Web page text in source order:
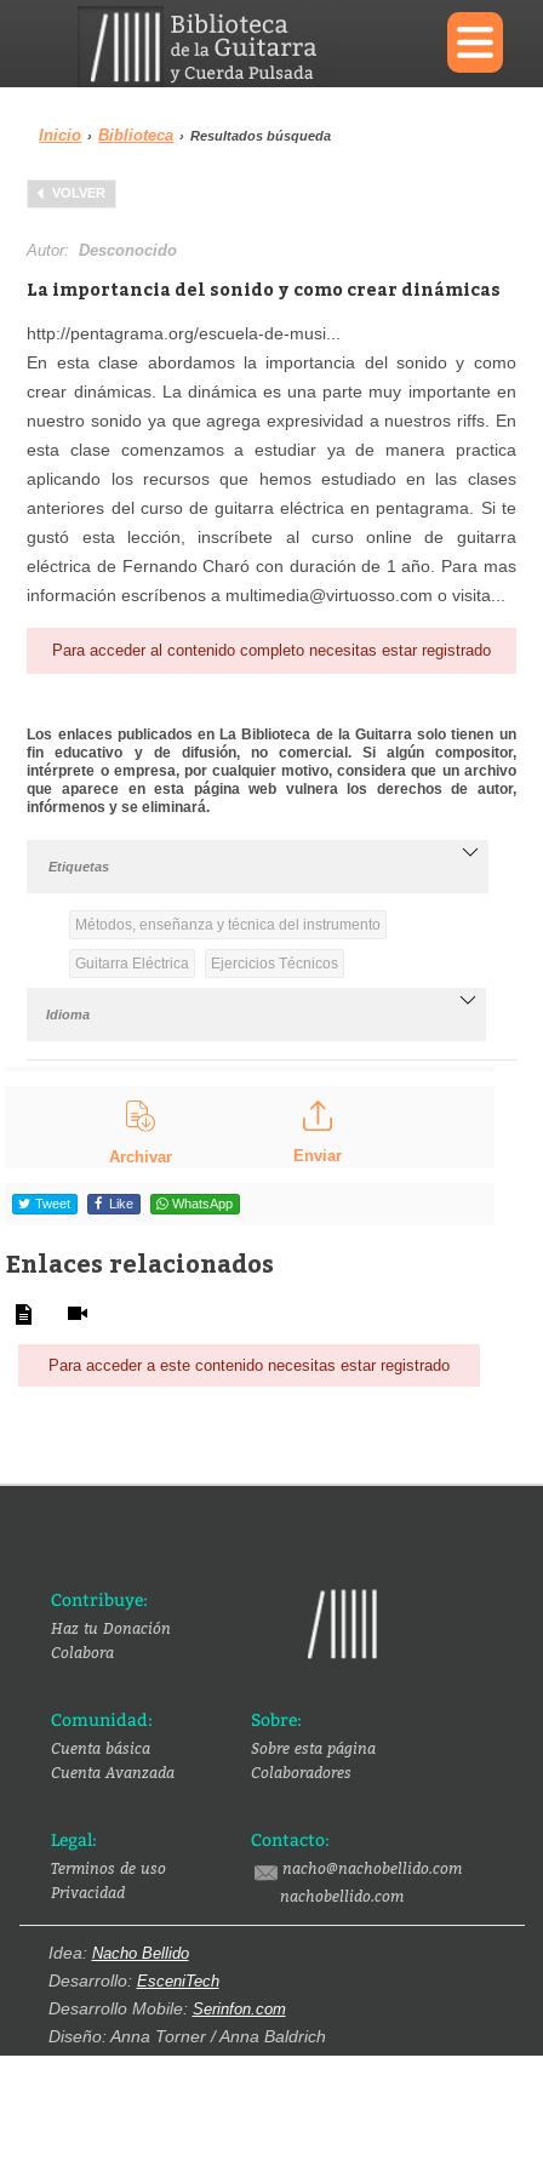
×
Menu
Biblioteca
Área personal Reproductor
Inicio › Biblioteca › Resultados búsqueda
VOLVER
Autor:Desconocido
La importancia del sonido y como crear dinámicas
http://pentagrama.org/escuela-de-musi...
En esta clase abordamos la importancia del sonido y como
crear dinámicas. La dinámica es una parte muy importante en
nuestro sonido ya que agrega expresividad a nuestros riffs. En
esta clase comenzamos a estudiar ya de manera practica
aplicando los recursos que hemos estudiado en las clases
anteriores del curso de guitarra eléctrica en pentagrama. Si te
gustó esta lección, inscríbete al curso online de guitarra
eléctrica de Fernando Charó con duración de 1 año. Para mas
información escríbenos a multimedia@virtuosso.com o visita...
Para acceder al contenido completo necesitas estar registrado
Los enlaces publicados en La Biblioteca de la Guitarra solo tienen un
fin educativo y de difusión, no comercial. Si algún compositor,
intérprete o empresa, por cualquier motivo, considera que un archivo
que aparece en esta página web vulnera los derechos de autor,
infórmenos y se eliminará.
Etiquetas
Métodos, enseñanza y técnica del instrumento
Guitarra Eléctrica Ejercicios Técnicos
Idioma
Archivar Enviar
Tweet Like WhatsApp
Enlaces relacionados
Para acceder a este contenido necesitas estar registrado
Contribuye:
Haz tu Donación
Colabora
Comunidad:
Cuenta básica
Cuenta Avanzada
Sobre:
Sobre esta página
Colaboradores
Legal:
Terminos de uso
Privacidad
Contacto:
nacho@nachobellido.com
nachobellido.com
Idea: Nacho Bellido
Desarrollo: EsceniTech
Desarrollo Mobile: Serinfon.com
Diseño: Anna Torner / Anna Baldrich